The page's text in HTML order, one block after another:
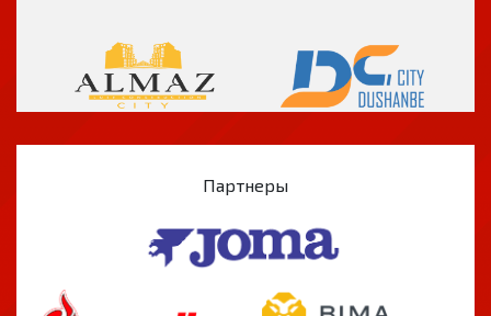
Партнеры